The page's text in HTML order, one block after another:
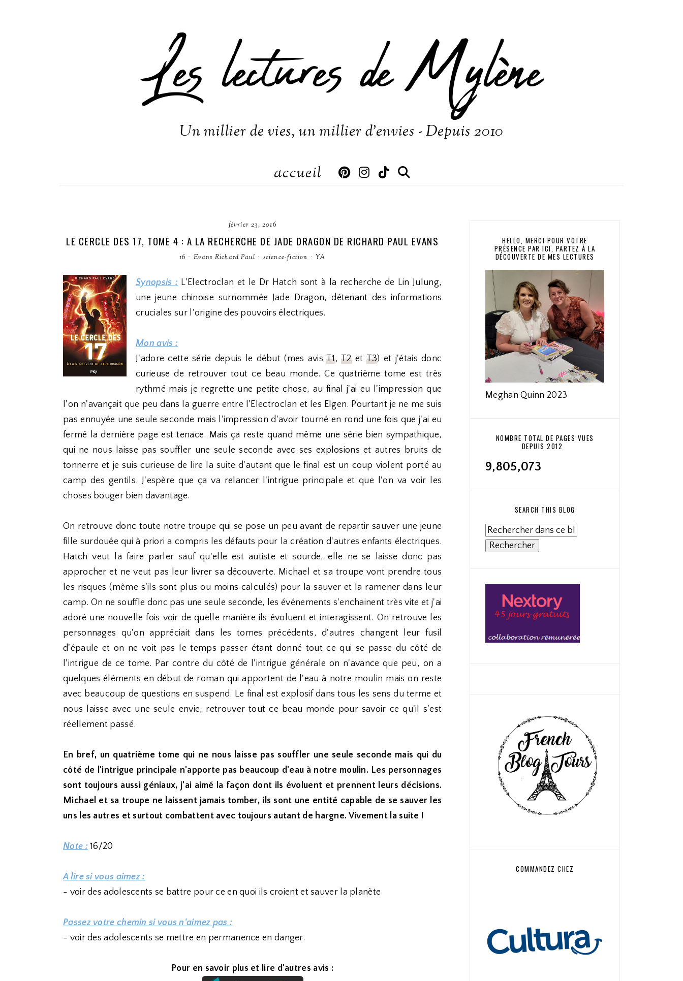
Les lectures de Mylène
Un millier de vies, un millier d'envies - Depuis 2010
accueil
février 23, 2016
LE CERCLE DES 17, TOME 4 : A LA RECHERCHE DE JADE DRAGON DE RICHARD PAUL EVANS
16 · Evans Richard Paul · science-fiction · YA
Synopsis : L'Electroclan et le Dr Hatch sont à la recherche de Lin Julung,
une jeune chinoise surnommée Jade Dragon, détenant des informations
cruciales sur l'origine des pouvoirs électriques.
Mon avis :
J'adore cette série depuis le début (mes avisT1,T2et T3) et j'étais donc
curieuse de retrouver tout ce beau monde. Ce quatrième tome est très
rythmé mais je regrette une petite chose, au final j'ai eu l'impression que
l'on n'avançait que peu dans la guerre entre l'Electroclan et les Elgen. Pourtant je ne me suis
pas ennuyée une seule seconde mais l'impression d'avoir tourné en rond une fois que j'ai eu
fermé la dernière page est tenace. Mais ça reste quand même une série bien sympathique,
qui ne nous laisse pas souffler une seule seconde avec ses explosions et autres bruits de
tonnerre et je suis curieuse de lire la suite d'autant que le final est un coup violent porté au
camp des gentils. J'espère que ça va relancer l'intrigue principale et que l'on va voir les
choses bouger bien davantage.
On retrouve donc toute notre troupe qui se pose un peu avant de repartir sauver une jeune
fille surdouée qui à priori a compris les défauts pour la création d'autres enfants électriques.
Hatch veut la faire parler sauf qu'elle est autiste et sourde, elle ne se laisse donc pas
approcher et ne veut pas leur livrer sa découverte. Michael et sa troupe vont prendre tous
les risques (même s'ils sont plus ou moins calculés) pour la sauver et la ramener dans leur
camp. On ne souffle donc pas une seule seconde, les événements s'enchainent très vite et j'ai
adoré une nouvelle fois voir de quelle manière ils évoluent et interagissent. On retrouve les
personnages qu'on appréciait dans les tomes précédents, d'autres changent leur fusil
d'épaule et on ne voit pas le temps passer étant donné tout ce qui se passe du côté de
l'intrigue de ce tome. Par contre du côté de l'intrigue générale on n'avance que peu, on a
quelques éléments en début de roman qui apportent de l'eau à notre moulin mais on reste
avec beaucoup de questions en suspend. Le final est explosif dans tous les sens du terme et
nous laisse avec une seule envie, retrouver tout ce beau monde pour savoir ce qu'il s'est
réellement passé.
En bref, un quatrième tome qui ne nous laisse pas souffler une seule seconde mais qui du
côté de l'intrigue principale n'apporte pas beaucoup d'eau à notre moulin. Les personnages
sont toujours aussi géniaux, j'ai aimé la façon dont ils évoluent et prennent leurs décisions.
Michael et sa troupe ne laissent jamais tomber, ils sont une entité capable de se sauver les
uns les autres et surtout combattent avec toujours autant de hargne. Vivement la suite !
Note : 16/20
A lire si vous aimez :
- voir des adolescents se battre pour ce en quoi ils croient et sauver la planète
Passez votre chemin si vous n'aimez pas :
- voir des adolescents se mettre en permanence en danger.
Pour en savoir plus et lire d'autres avis :
HELLO, MERCI POUR VOTRE
PRÉSENCE PAR ICI, PARTEZ À LA
DÉCOUVERTE DE MES LECTURES
Meghan Quinn 2023
NOMBRE TOTAL DE PAGES VUES
DEPUIS 2012
9,805,073
SEARCH THIS BLOG
COMMANDEZ CHEZ